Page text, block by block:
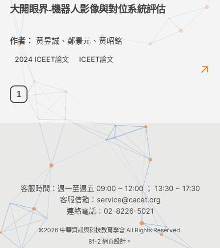
大開眼界-機器人影像與對位系統評估
作者： 黃昱誠、鄭景元、黃昭銘
2024 ICEET論文 ICEET論文
1
客服時間：週一至週五 09:00 ~ 12:00 ； 13:30 ~ 17:30
客服信箱： service@cacet.org
連絡電話： 02-8226-5021
©2026 中華資訊與科技教育學會 All Rights Reserved.
8f-2 網頁設計。